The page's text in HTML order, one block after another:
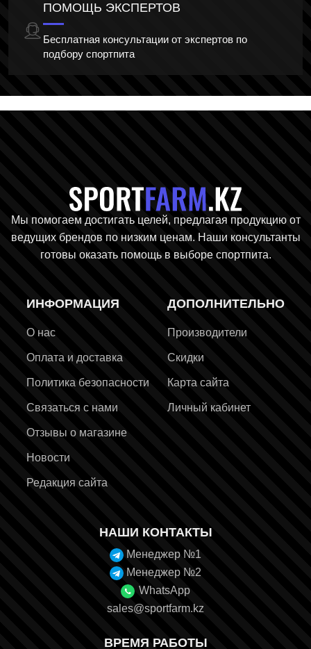
ПОМОЩЬ ЭКСПЕРТОВ
Бесплатная консультации от экспертов по
подбору спортпита
Мы помогаем достигать целей, предлагая продукцию от
ведущих брендов по низким ценам. Наши консультанты
готовы оказать помощь в выборе спортпита.
ИНФОРМАЦИЯ
О нас
Оплата и доставка
Политика безопасности
Связаться с нами
Отзывы о магазине
Новости
Редакция сайта
ДОПОЛНИТЕЛЬНО
Производители
Скидки
Карта сайта
Личный кабинет
НАШИ КОНТАКТЫ
Менеджер №1
Менеджер №2
WhatsApp
sales@sportfarm.kz
ВРЕМЯ РАБОТЫ